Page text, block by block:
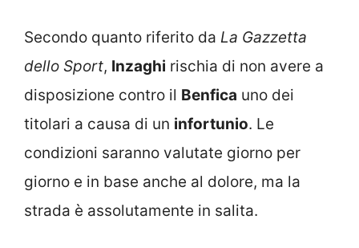
Secondo quanto riferito da La Gazzetta
dello Sport, Inzaghi rischia di non avere a
disposizione contro il Benfica uno dei
titolari a causa di un infortunio. Le
condizioni saranno valutate giorno per
giorno e in base anche al dolore, ma la
strada è assolutamente in salita.